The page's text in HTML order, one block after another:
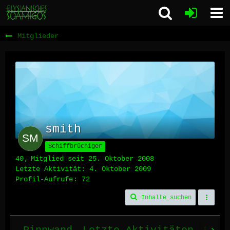
Mitglieder
smith
Schiffbrüchiger
40
Mitglied seit 25. Oktober 2008
Letzte Aktivität: 4. Oktober 2009
Profil-Aufrufe
72
Inhalte suchen